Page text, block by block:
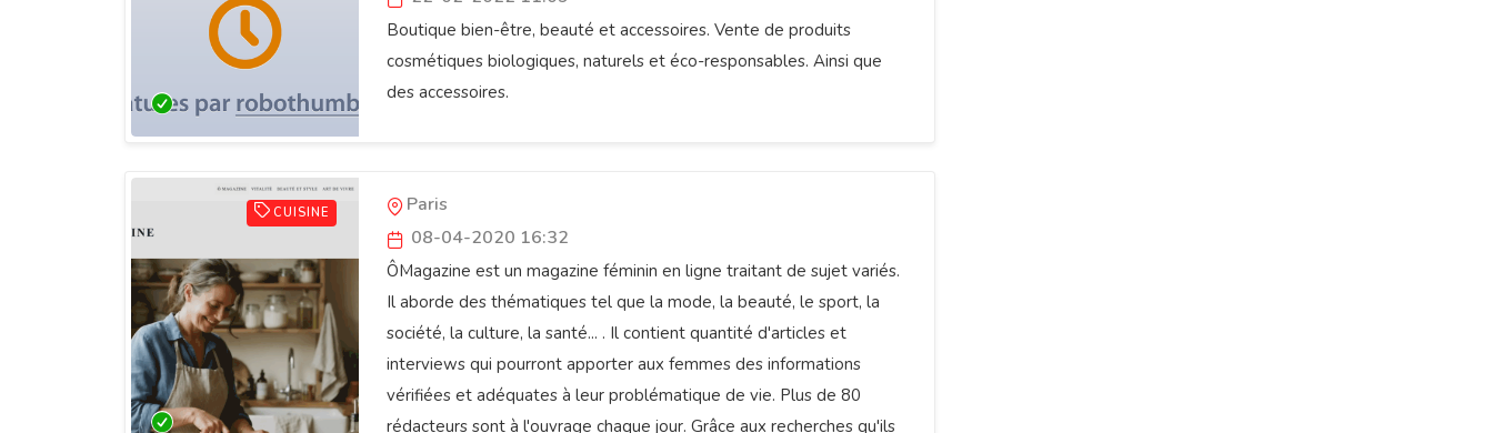
Boutique bien-être, beauté et accessoires. Vente de produits
cosmétiques biologiques, naturels et éco-responsables. Ainsi que
des accessoires.
CUISINE
Paris
08-04-2020 16:32
ÔMagazine est un magazine féminin en ligne traitant de sujet variés.
Il aborde des thématiques tel que la mode, la beauté, le sport, la
société, la culture, la santé... . Il contient quantité d'articles et
interviews qui pourront apporter aux femmes des informations
vérifiées et adéquates à leur problématique de vie. Plus de 80
rédacteurs sont à l'ouvrage chaque jour. Grâce aux recherches qu'ils